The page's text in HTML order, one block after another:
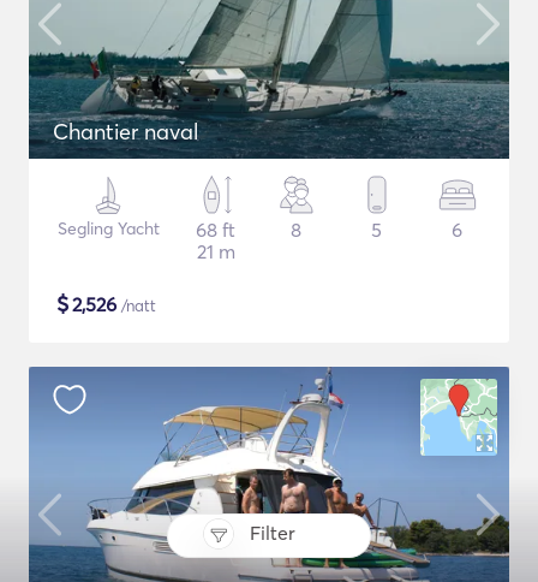
Filter
Chantier naval
Segling Yacht
68 ft
21 m
8 5 6
$2,526 /natt